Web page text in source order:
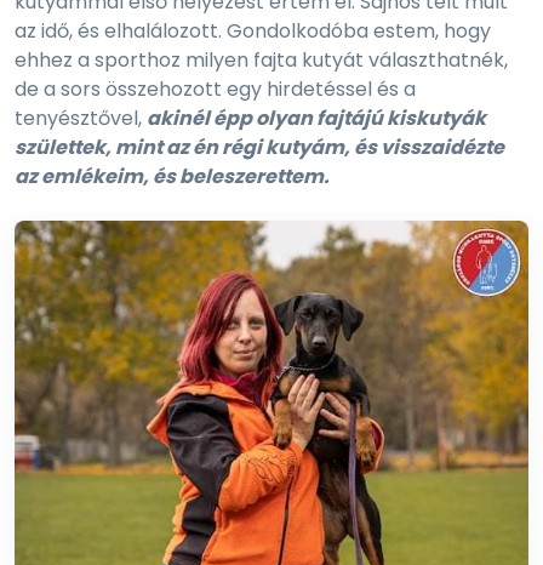
az idő, és elhalálozott. Gondolkodóba estem, hogy
ehhez a sporthoz milyen fajta kutyát választhatnék,
de a sors összehozott egy hirdetéssel és a
tenyésztővel, akinél épp olyan fajtájú kiskutyák
születtek, mint az én régi kutyám, és visszaidézte
az emlékeim, és beleszerettem.